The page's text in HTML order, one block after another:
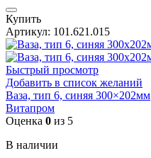
Купить
Артикул: 101.621.015
Быстрый просмотр
Добавить в список желаний
Ваза, тип 6, синяя 300×202мм
Витапром
Оценка 0 из 5
В наличии